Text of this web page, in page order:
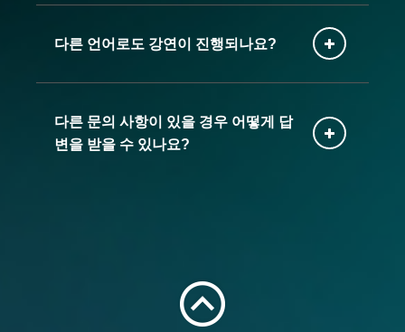
다른 언어로도 강연이 진행되나요?
다른 문의 사항이 있을 경우 어떻게 답
변을 받을 수 있나요?